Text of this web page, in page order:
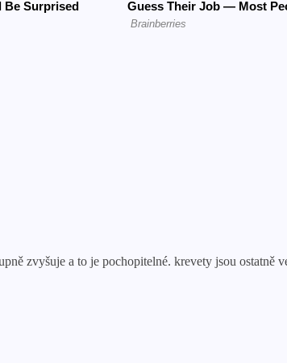
zvyšuje a to je pochopitelné. krevety jsou ostatně